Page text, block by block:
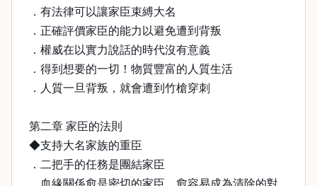
．有法律可以讓家臣束縛大名
．正確評價家臣的能力以避免遭到背叛
．權威在以實力說話的時代沒有意義
．得到想要的一切！物質豐富的人質生活
．人質一旦背叛，就會遭到竹槍穿刺
第二章 家臣的法則
◆支持大名家族的重臣
．二把手的任務是團結家臣
．血緣關係愈是密切的家臣，愈容易成為清除的對